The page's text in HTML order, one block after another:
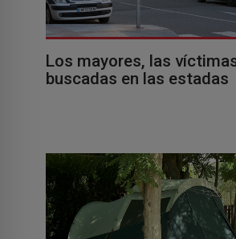
Los mayores, las
buscadas en las estadas